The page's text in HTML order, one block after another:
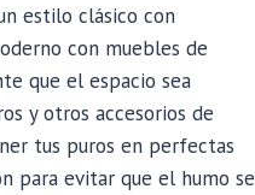
estilo clásico con
con muebles de
que el espacio sea
y otros accesorios de
tus puros en perfectas
para evitar que el humo se